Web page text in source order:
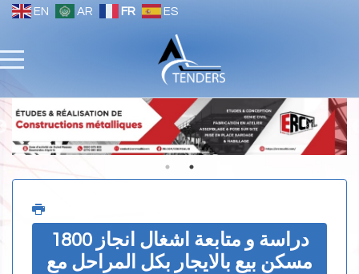
EN AR FR ES
دراسة و متابعة اشغال انجاز 1800
مسكن بيع بالايجار بكل المراحل مع